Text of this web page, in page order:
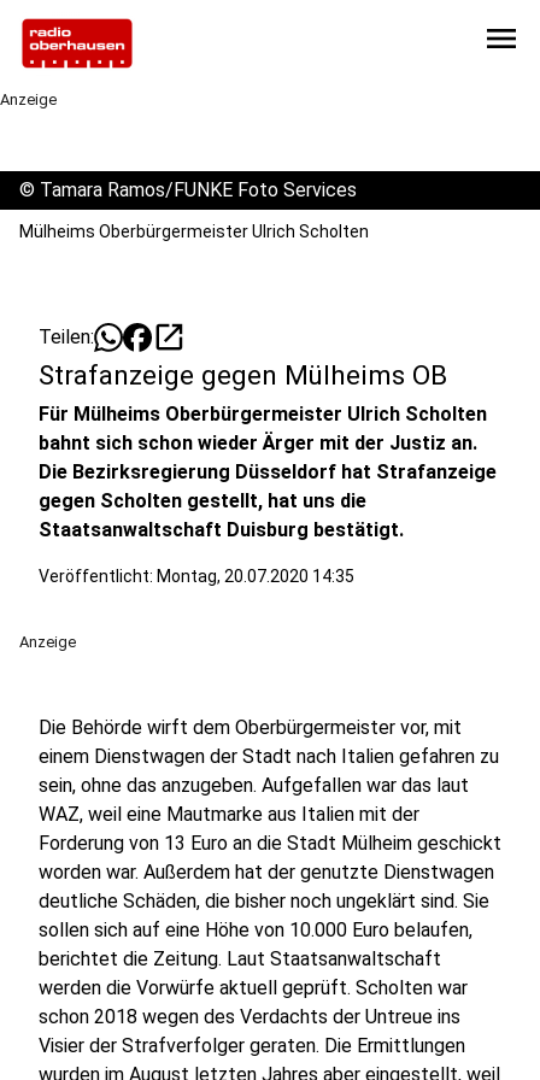
menu
Anzeige
© Tamara Ramos/FUNKE Foto Services
Mülheims Oberbürgermeister Ulrich Scholten
Teilen: open_in_new
Strafanzeige gegen Mülheims OB
Für Mülheims Oberbürgermeister Ulrich Scholten
bahnt sich schon wieder Ärger mit der Justiz an.
Die Bezirksregierung Düsseldorf hat Strafanzeige
gegen Scholten gestellt, hat uns die
Staatsanwaltschaft Duisburg bestätigt.
Veröffentlicht: Montag, 20.07.2020 14:35
Anzeige
Die Behörde wirft dem Oberbürgermeister vor, mit
einem Dienstwagen der Stadt nach Italien gefahren zu
sein, ohne das anzugeben. Aufgefallen war das laut
WAZ, weil eine Mautmarke aus Italien mit der
Forderung von 13 Euro an die Stadt Mülheim geschickt
worden war. Außerdem hat der genutzte Dienstwagen
deutliche Schäden, die bisher noch ungeklärt sind. Sie
sollen sich auf eine Höhe von 10.000 Euro belaufen,
berichtet die Zeitung. Laut Staatsanwaltschaft
werden die Vorwürfe aktuell geprüft. Scholten war
schon 2018 wegen des Verdachts der Untreue ins
Visier der Strafverfolger geraten. Die Ermittlungen
wurden im August letzten Jahres aber eingestellt, weil